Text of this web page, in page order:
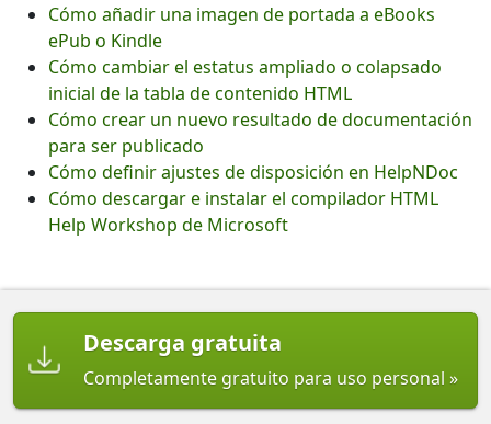
Cómo añadir una imagen de portada a eBooks
ePub o Kindle
Cómo cambiar el estatus ampliado o colapsado
inicial de la tabla de contenido HTML
Cómo crear un nuevo resultado de documentación
para ser publicado
Cómo definir ajustes de disposición en HelpNDoc
Cómo descargar e instalar el compilador HTML
Help Workshop de Microsoft
Descarga gratuita
Completamente gratuito para uso personal